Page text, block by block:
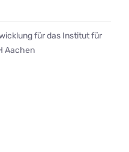
für das Institut für
Aachen